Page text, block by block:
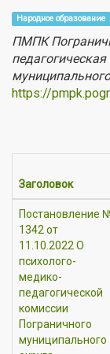
Народное образование
ПМПК
https://
Заголовок
Постановление
1342 от
11.10.2022 О
психолого-
медико-
педагогической
комиссии
Пограничного
муниципального